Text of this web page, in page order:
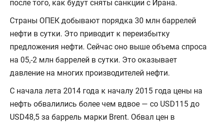
после того, как будут сняты санкции с Ирана.
Страны ОПЕК добывают порядка 30 млн баррелей
нефти в сутки. Это приводит к переизбытку
предложения нефти. Сейчас оно выше объема спроса
на 05,-2 млн баррелей в сутки. Это оказывает
давление на многих производителей нефти.
С начала лета 2014 года к началу 2015 года цены на
нефть обвалились более чем вдвое — со USD115 до
USD48,5 за баррель марки Brent. Обвал цен в